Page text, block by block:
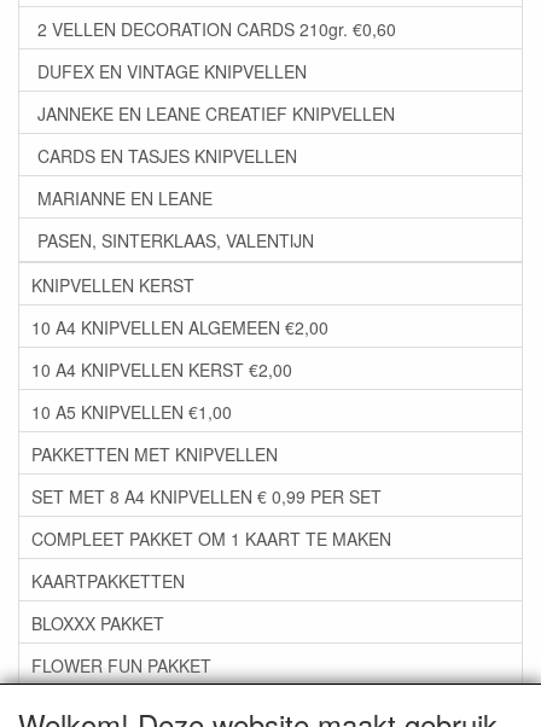
2 VELLEN DECORATION CARDS 210gr. €0,60
DUFEX EN VINTAGE KNIPVELLEN
JANNEKE EN LEANE CREATIEF KNIPVELLEN
CARDS EN TASJES KNIPVELLEN
MARIANNE EN LEANE
PASEN, SINTERKLAAS, VALENTIJN
KNIPVELLEN KERST
10 A4 KNIPVELLEN ALGEMEEN €2,00
10 A4 KNIPVELLEN KERST €2,00
10 A5 KNIPVELLEN €1,00
PAKKETTEN MET KNIPVELLEN
SET MET 8 A4 KNIPVELLEN € 0,99 PER SET
COMPLEET PAKKET OM 1 KAART TE MAKEN
KAARTPAKKETTEN
BLOXXX PAKKET
FLOWER FUN PAKKET
***GROEP 06*** TAPE/LIJM SNIJMALLEN STEMPELS